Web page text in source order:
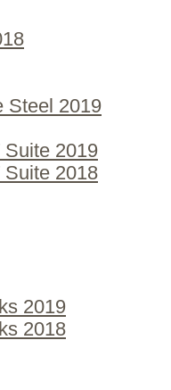
Steel 2019
2019
2018
2019
2018